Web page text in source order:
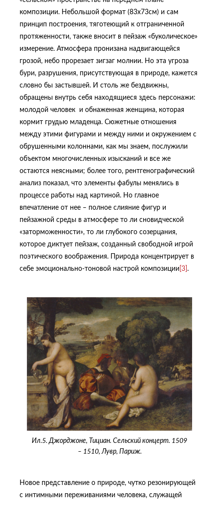
композиции. Небольшой формат (83х73см) и сам
принцип построения, тяготеющий к отграниченной
протяженности, также вносит в пейзаж «буколическое»
измерение. Атмосфера пронизана надвигающейся
грозой, небо прорезает зигзаг молнии. Но эта угроза
бури, разрушения, присутствующая в природе, кажется
словно бы застывшей. И столь же бездвижны,
обращены внутрь себя находящиеся здесь персонажи:
молодой человек и обнаженная женщина, которая
кормит грудью младенца. Сюжетные отношения
между этими фигурами и между ними и окружением с
обрушенными колоннами, как мы знаем, послужили
объектом многочисленных изысканий и все же
остаются неясными; более того, рентгенографический
анализ показал, что элементы фабулы менялись в
процессе работы над картиной. Но главное
впечатление от нее – полное слияние фигур и
пейзажной среды в атмосфере то ли сновидческой
«заторможенности», то ли глубокого созерцания,
которое диктует пейзаж, созданный свободной игрой
поэтического воображения. Природа концентрирует в
себе эмоционально-тоновой настрой композиции [3] .
Ил.5. Джорджоне, Тициан. Сельский концерт. 1509
– 1510, Лувр, Париж.
Новое представление о природе, чутко резонирующей
с интимными переживаниями человека, служащей